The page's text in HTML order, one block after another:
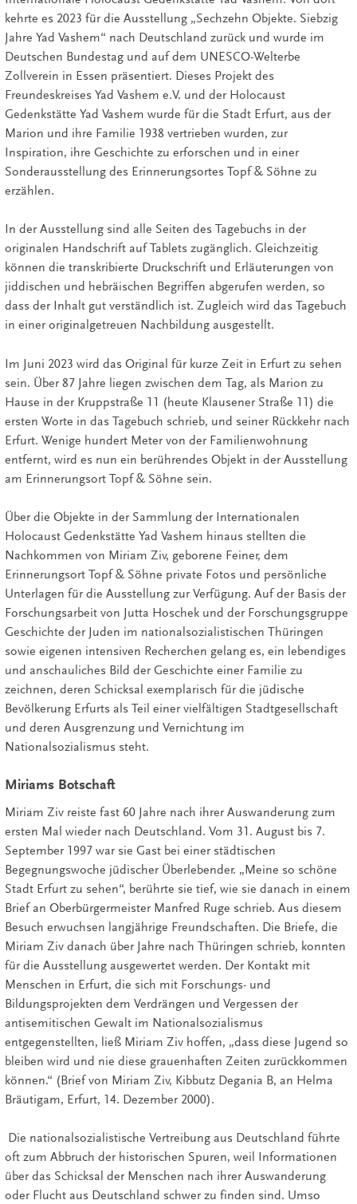
kehrte es 2023 für die Ausstellung „Sechzehn Objekte. Siebzig
Jahre Yad Vashem“ nach Deutschland zurück und wurde im
Deutschen Bundestag und auf dem UNESCO-Welterbe
Zollverein in Essen präsentiert. Dieses Projekt des
Freundeskreises Yad Vashem e.V. und der Holocaust
Gedenkstätte Yad Vashem wurde für die Stadt Erfurt, aus der
Marion und ihre Familie 1938 vertrieben wurden, zur
Inspiration, ihre Geschichte zu erforschen und in einer
Sonderausstellung des Erinnerungsortes Topf & Söhne zu
erzählen.
In der Ausstellung sind alle Seiten des Tagebuchs in der
originalen Handschrift auf Tablets zugänglich. Gleichzeitig
können die transkribierte Druckschrift und Erläuterungen von
jiddischen und hebräischen Begriffen abgerufen werden, so
dass der Inhalt gut verständlich ist. Zugleich wird das Tagebuch
in einer originalgetreuen Nachbildung ausgestellt.
Im Juni 2023 wird das Original für kurze Zeit in Erfurt zu sehen
sein. Über 87 Jahre liegen zwischen dem Tag, als Marion zu
Hause in der Kruppstraße 11 (heute Klausener Straße 11) die
ersten Worte in das Tagebuch schrieb, und seiner Rückkehr nach
Erfurt. Wenige hundert Meter von der Familienwohnung
entfernt, wird es nun ein berührendes Objekt in der Ausstellung
am Erinnerungsort Topf & Söhne sein.
Über die Objekte in der Sammlung der Internationalen
Holocaust Gedenkstätte Yad Vashem hinaus stellten die
Nachkommen von Miriam Ziv, geborene Feiner, dem
Erinnerungsort Topf & Söhne private Fotos und persönliche
Unterlagen für die Ausstellung zur Verfügung. Auf der Basis der
Forschungsarbeit von Jutta Hoschek und der Forschungsgruppe
Geschichte der Juden im nationalsozialistischen Thüringen
sowie eigenen intensiven Recherchen gelang es, ein lebendiges
und anschauliches Bild der Geschichte einer Familie zu
zeichnen, deren Schicksal exemplarisch für die jüdische
Bevölkerung Erfurts als Teil einer vielfältigen Stadtgesellschaft
und deren Ausgrenzung und Vernichtung im
Nationalsozialismus steht.
Miriams Botschaft
Miriam Ziv reiste fast 60 Jahre nach ihrer Auswanderung zum
ersten Mal wieder nach Deutschland. Vom 31. August bis 7.
September 1997 war sie Gast bei einer städtischen
Begegnungswoche jüdischer Überlebender. „Meine so schöne
Stadt Erfurt zu sehen“, berührte sie tief, wie sie danach in einem
Brief an Oberbürgermeister Manfred Ruge schrieb. Aus diesem
Besuch erwuchsen langjährige Freundschaften. Die Briefe, die
Miriam Ziv danach über Jahre nach Thüringen schrieb, konnten
für die Ausstellung ausgewertet werden. Der Kontakt mit
Menschen in Erfurt, die sich mit Forschungs- und
Bildungsprojekten dem Verdrängen und Vergessen der
antisemitischen Gewalt im Nationalsozialismus
entgegenstellten, ließ Miriam Ziv hoffen, „dass diese Jugend so
bleiben wird und nie diese grauenhaften Zeiten zurückkommen
können.“ (Brief von Miriam Ziv, Kibbutz Degania B, an Helma
Bräutigam, Erfurt, 14. Dezember 2000).
Die nationalsozialistische Vertreibung aus Deutschland führte
oft zum Abbruch der historischen Spuren, weil Informationen
über das Schicksal der Menschen nach ihrer Auswanderung
oder Flucht aus Deutschland schwer zu finden sind. Umso